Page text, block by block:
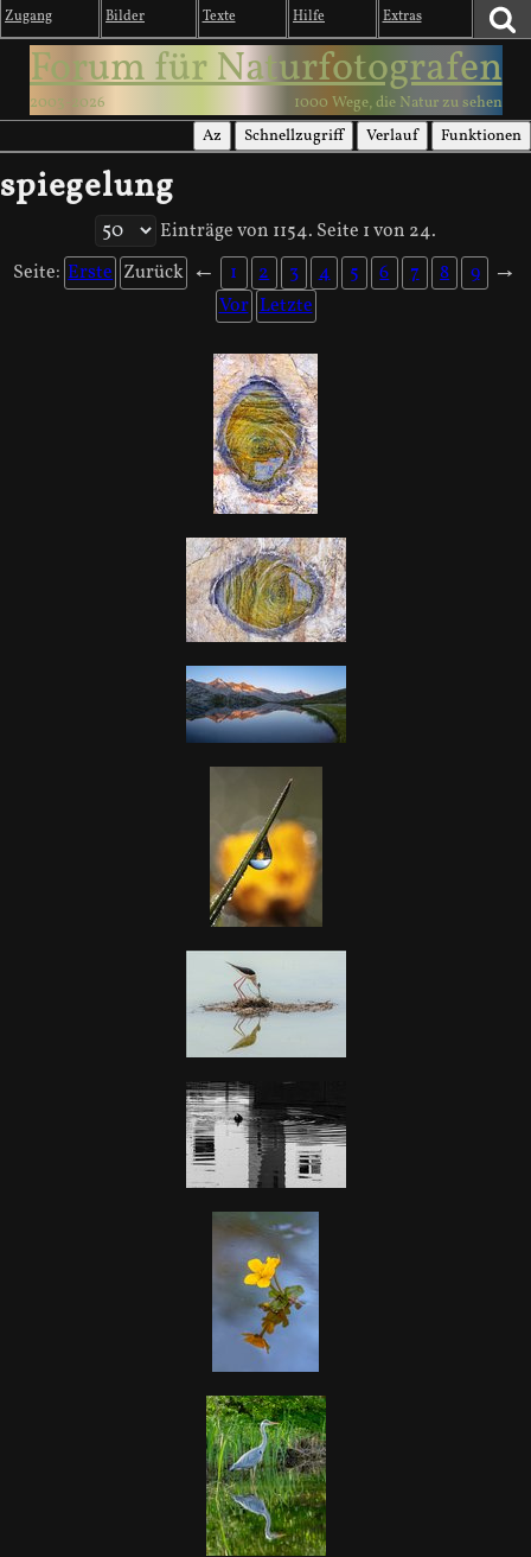
Zugang Bilder Texte Hilfe Extras
Forum für Naturfotografen
2003-2026 1000 Wege, die Natur zu sehen
Az Schnellzugriff Verlauf Funktionen
spiegelung
Einträge von 1154. Seite 1 von 24.
Seite: Erste Zurück ← 1 2 3 4 5 6 7 8 9
→
Vor Letzte